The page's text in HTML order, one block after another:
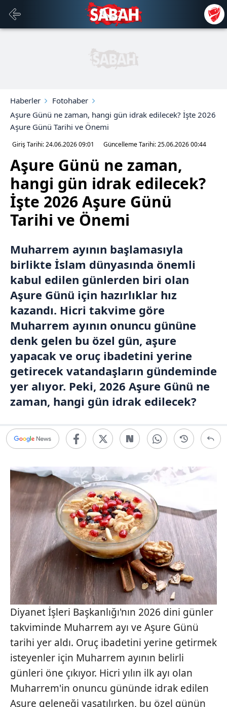
Haberler
Fotohaber
Aşure Günü ne zaman, hangi gün idrak edilecek? İşte 2026
Aşure Günü Tarihi ve Önemi
Giriş Tarihi: 24.06.202609:01 Güncelleme Tarihi: 25.06.202600:44
Aşure Günü ne zaman,
hangi gün idrak edilecek?
İşte 2026 Aşure Günü
Tarihi ve Önemi
Muharrem ayının başlamasıyla
birlikte İslam dünyasında önemli
kabul edilen günlerden biri olan
Aşure Günü için hazırlıklar hız
kazandı. Hicri takvime göre
Muharrem ayının onuncu gününe
denk gelen bu özel gün, aşure
yapacak ve oruç ibadetini yerine
getirecek vatandaşların gündeminde
yer alıyor. Peki, 2026 Aşure Günü ne
zaman, hangi gün idrak edilecek?
Diyanet İşleri Başkanlığı'nın 2026 dini günler
takviminde Muharrem ayı ve Aşure Günü
tarihi yer aldı. Oruç ibadetini yerine getirmek
isteyenler için Muharrem ayının belirli
günleri öne çıkıyor. Hicri yılın ilk ayı olan
Muharrem'in onuncu gününde idrak edilen
Aşure geleneği yaşatılırken, bu özel günün